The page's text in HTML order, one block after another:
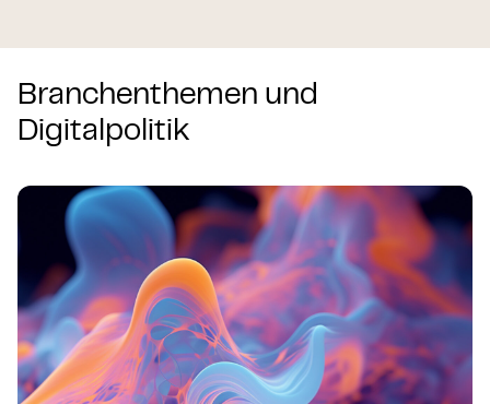
Branchenthemen und
Digitalpolitik